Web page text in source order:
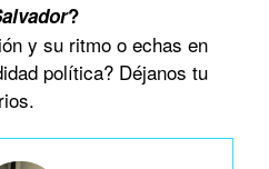
?
y su ritmo o echas en
política? Déjanos tu